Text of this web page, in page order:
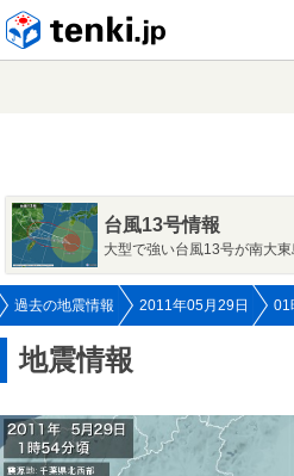
台風13号情報
大型で強い台風13号が南大
過去の地震情報 2011年05月29日 01
地震情報